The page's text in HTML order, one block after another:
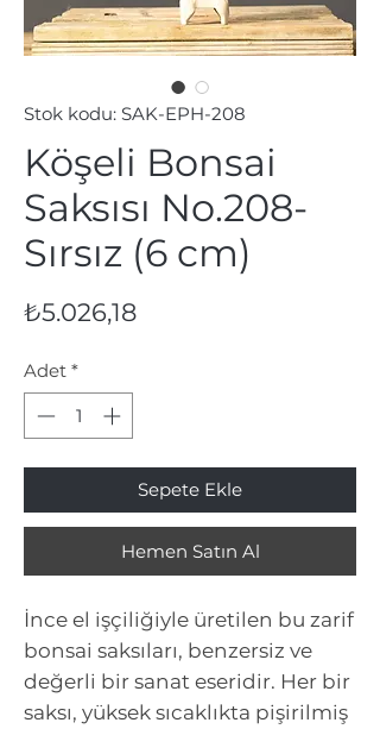
Stok kodu: SAK-EPH-208
Köşeli Bonsai
Saksısı No.208-
Sırsız (6 cm)
₺5.026,18Fiyat
Adet *
Sepete Ekle
Hemen Satın Al
İnce el işçiliğiyle üretilen bu zarif
bonsai saksıları, benzersiz ve
değerli bir sanat eseridir. Her bir
saksı, yüksek sıcaklıkta pişirilmiş